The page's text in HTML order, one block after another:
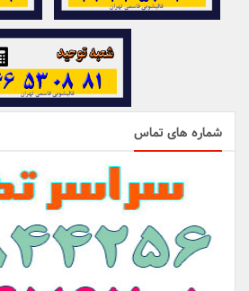
شماره های تماس